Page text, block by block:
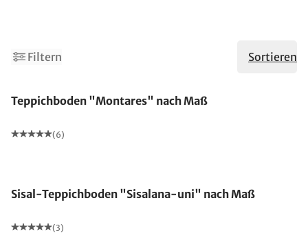
Filtern Sortieren
Teppichboden "Montares" nach Maß
(6)
Sisal-Teppichboden "Sisalana-uni" nach Maß
(3)